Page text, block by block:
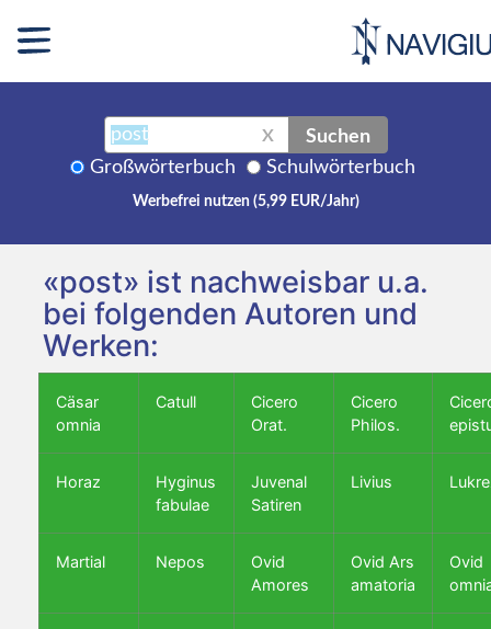
X Suchen
Großwörterbuch Schulwörterbuch
Werbefrei nutzen (5,99 EUR/Jahr)
«post» ist nachweisbar u.a.
bei folgenden Autoren und
Werken:
Cäsar
omnia
Catull
Cicero
Orat.
Cicero
Philos.
Horaz
Hyginus
fabulae
Juvenal
Satiren
Livius
Martial Nepos
Ovid
Amores
Ovid Ars
amatoria
Ovid